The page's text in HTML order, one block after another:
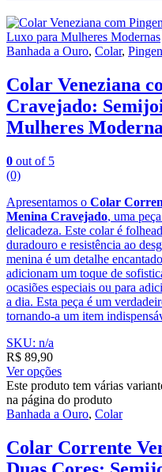
Banhada a Ouro, Colar,
Colar Veneziana
Cravejado:
Mulheres
0 out of 5
(0)
Apresentamos o Colar
Menina Cravejado, uma
delicadeza. Este colar é
duradouro e resistência ao
menina é um detalhe
adicionam um toque de
ocasiões especiais ou para
a dia. Esta peça é um
tornando-a um item
SKU: n/a
R$ 89,90
Ver opções
Este produto tem várias
na página do produto
Banhada a Ouro, Colar
Colar Corrente